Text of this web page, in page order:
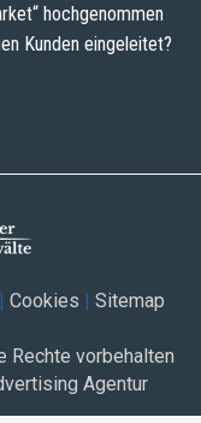
hochgenommen
Kunden eingeleitet?
Cookies Sitemap
Rechte vorbehalten
Agentur